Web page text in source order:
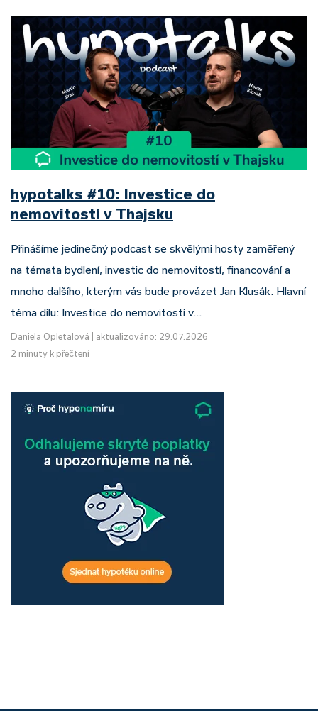
hypotalks #10: Investice do
nemovitostí v Thajsku
Přinášíme jedinečný podcast se skvělými hosty zaměřený
na témata bydlení, investic do nemovitostí, financování a
mnoho dalšího, kterým vás bude provázet Jan Klusák. Hlavní
téma dílu: Investice do nemovitostí v…
Daniela Opletalová
aktualizováno: 29.07.2026
2 minuty k přečtení